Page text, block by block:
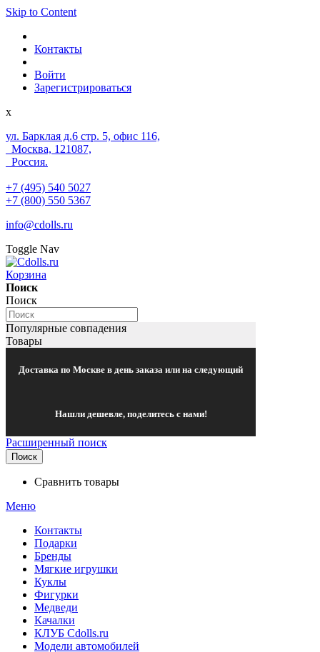
Skip to Content
Контакты
Войти
Зарегистрироваться
x
ул. Барклая д.6 стр. 5, офис 116,
Москва, 121087,
Россия.
+7 (495) 540 5027
+7 (800) 550 5367
info@cdolls.ru
Toggle Nav
Корзина
Поиск
Поиск
Популярные совпадения
Товары
Доставка по Москве в день заказа или на следующий
Нашли дешевле, поделитесь с нами!
Расширенный поиск
Поиск
Сравнить товары
Меню
Контакты
Подарки
Бренды
Мягкие игрушки
Куклы
Фигурки
Медведи
Качалки
КЛУБ Cdolls.ru
Модели автомобилей